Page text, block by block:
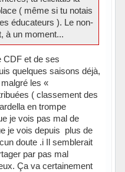
( même si tu notais
éducateurs ). Le non-
à un moment...
CDF et de ses
quelques saisons déjà,
les «
( classement des
en trompe
je vois pas mal de
je vois depuis plus de
doute .i Il semblerait
par pas mal
Ça va certainement